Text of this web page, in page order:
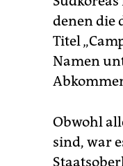
denen die
Titel
Namen
Obwohl
sind, war